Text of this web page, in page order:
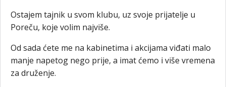
Ostajem tajnik u svom klubu, uz svoje prijatelje u
Poreču, koje volim najviše.
Od sada ćete me na kabinetima i akcijama viđati malo
manje napetog nego prije, a imat ćemo i više vremena
za druženje.